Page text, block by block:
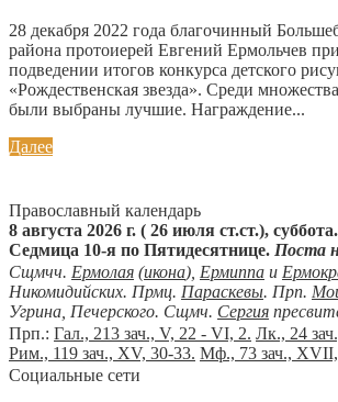
28 декабря 2022 года благочинный
района протоиерей Евгений Ермольчев
подведении итогов конкурса детского
«Рождественская звезда». Среди
были выбраны лучшие. Награждение...
Далее
Православный календарь
8 августа 2026 г. ( 26 июля ст.ст.), суббота.
Седмица 10-я по Пятидесятнице. Поста
Сщмчч. Ермолая (икона), Ермиппа и
Никомидийских. Прмц. Параскевы. Прп.
Угрина, Печерского. Сщмч. Сергия
Прп.: Гал., 213 зач., V, 22 - VI, 2. Лк., 24
Рим., 119 зач., XV, 30-33. Мф., 73 зач.,
Социальные сети